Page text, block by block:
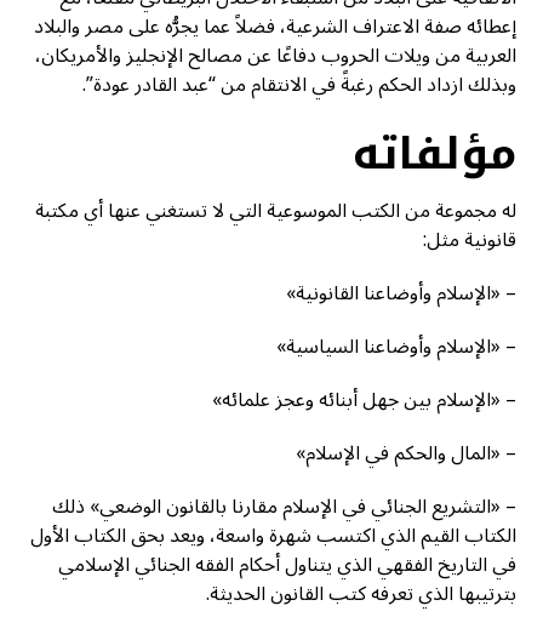
إعطائه صفة الاعتراف الشرعية، فضلاً عما يجرُّه على مصر والبلاد
العربية من ويلات الحروب دفاعًا عن مصالح الإنجليز والأمريكان،
وبذلك ازداد الحكم رغبةً في الانتقام من “عبد القادر عودة”.
مؤلفاته
له مجموعة من الكتب الموسوعية التي لا تستغني عنها أي مكتبة
قانونية مثل:
– «الإسلام وأوضاعنا القانونية»
– «الإسلام وأوضاعنا السياسية»
– «الإسلام بين جهل أبنائه وعجز علمائه»
– «المال والحكم في الإسلام»
– «التشريع الجنائي في الإسلام مقارنا بالقانون الوضعي» ذلك
الكتاب القيم الذي اكتسب شهرة واسعة، ويعد بحق الكتاب الأول
في التاريخ الفقهي الذي يتناول أحكام الفقه الجنائي الإسلامي
بترتيبها الذي تعرفه كتب القانون الحديثة.